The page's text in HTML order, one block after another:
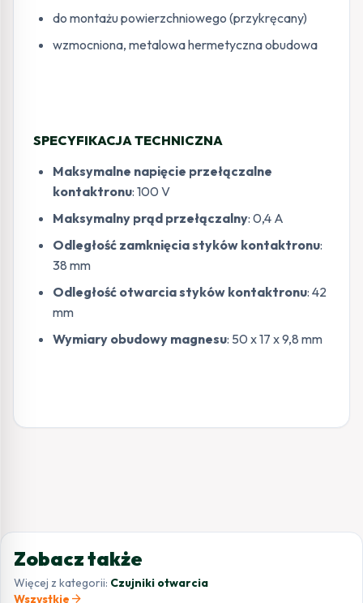
do montażu powierzchniowego (przykręcany)
wzmocniona, metalowa hermetyczna obudowa
SPECYFIKACJA TECHNICZNA
Maksymalne napięcie przełączalne
kontaktronu: 100 V
Maksymalny prąd przełączalny: 0,4 A
Odległość zamknięcia styków kontaktronu:
38 mm
Odległość otwarcia styków kontaktronu: 42
mm
Wymiary obudowy magnesu: 50 x 17 x 9,8 mm
Zobacz także
Więcej z kategorii: Czujniki otwarcia
Wszystkie arrow_forward